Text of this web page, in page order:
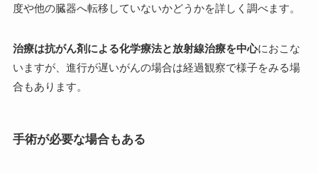
度や他の臓器へ転移していないかどうかを詳しく調べます。
治療は抗がん剤による化学療法と放射線治療を中心におこな
いますが、進行が遅いがんの場合は経過観察で様子をみる場
合もあります。
手術が必要な場合もある